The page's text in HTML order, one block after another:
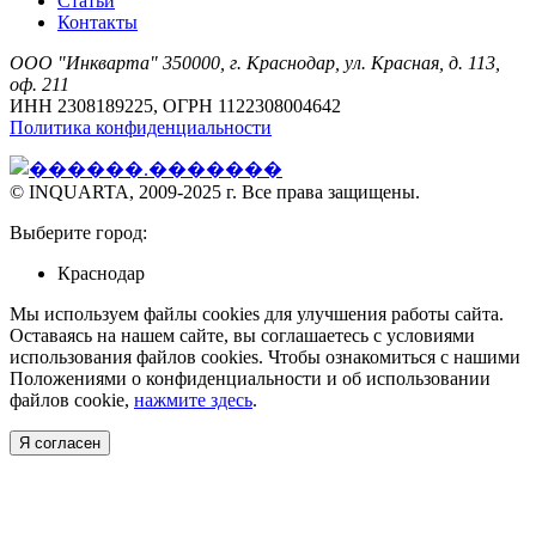
Контакты
ООО "Инкварта" 350000, г. Краснодар, ул. Красная, д. 113,
оф. 211
ИНН 2308189225, ОГРН 1122308004642
Политика конфиденциальности
© INQUARTA, 2009-2025 г. Все права защищены.
Выберите город:
Краснодар
Мы используем файлы cookies для улучшения работы сайта.
Оставаясь на нашем сайте, вы соглашаетесь с условиями
использования файлов cookies. Чтобы ознакомиться с нашими
Положениями о конфиденциальности и об использовании
файлов cookie, нажмите здесь.
Я согласен